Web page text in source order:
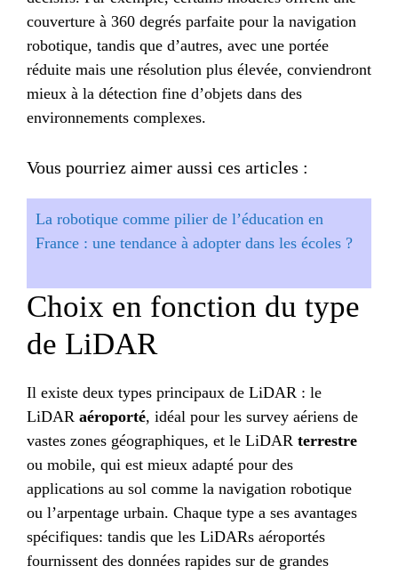
couverture à 360 degrés parfaite pour la navigation
robotique, tandis que d’autres, avec une portée
réduite mais une résolution plus élevée, conviendront
mieux à la détection fine d’objets dans des
environnements complexes.
Vous pourriez aimer aussi ces articles :
La robotique comme pilier de l’éducation en
France : une tendance à adopter dans les écoles ?
Choix en fonction du type
de LiDAR
Il existe deux types principaux de LiDAR : le
LiDAR aéroporté, idéal pour les survey aériens de
vastes zones géographiques, et le LiDAR terrestre
ou mobile, qui est mieux adapté pour des
applications au sol comme la navigation robotique
ou l’arpentage urbain. Chaque type a ses avantages
spécifiques: tandis que les LiDARs aéroportés
fournissent des données rapides sur de grandes